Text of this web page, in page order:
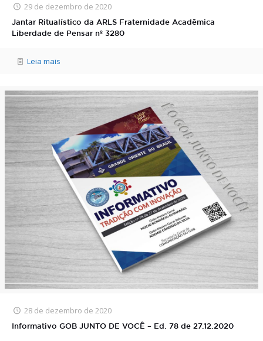
29 de dezembro de 2020
Jantar Ritualístico da ARLS Fraternidade Acadêmica
Liberdade de Pensar nº 3280
Leia mais
28 de dezembro de 2020
Informativo GOB JUNTO DE VOCÊ – Ed. 78 de 27.12.2020